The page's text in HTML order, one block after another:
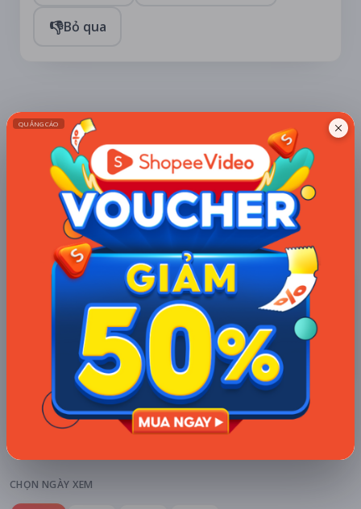
👎Bỏ qua
TÀI TRỢ
Quạt mini GOOJODOQ 4000
mAh di động
Khuyến mãi + free ship
Xem khuyến mãi
Chi tiết
LỊCH CHIẾU BÌNH LUẬN ĐÁNH GIÁ
KHU VỰC HỆ THỐNG RẠP
CHỌN NGÀY XEM